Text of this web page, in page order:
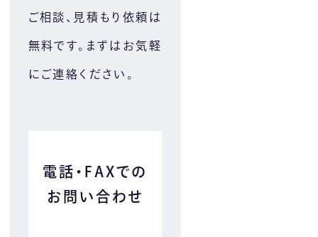
ご相談、⾒積もり依頼は
無料です。まずはお気軽
にご連絡ください。
電話・FAXでの
お問い合わせ